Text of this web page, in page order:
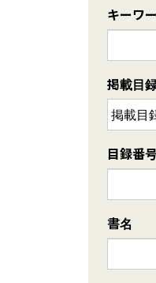
キーワ
掲載目
目録番
書名